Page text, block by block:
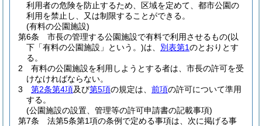
利用者の危険を防止するため、区域を定めて、都市公園の
利用を禁止し、又は制限することができる。
(有料の公園施設)
第6条
市長の管理する公園施設で有料で利用させるもの(以
下「有料の公園施設」という。)は、 別表第1のとおりとす
る。
2
有料の公園施設を利用しようとする者は、市長の許可を受
けなければならない。
3
第2条第4項及び第5項の規定は、 前項の許可について準用
する。
(公園施設の設置、管理等の許可申請書の記載事項)
第7条
法第5条第1項の条例で定める事項は、次に掲げる事